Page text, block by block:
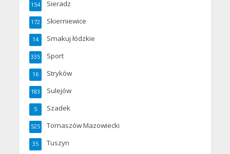
Sieradz
154
Skierniewice
172
Smakuj łódzkie
14
Sport
335
Stryków
16
Sulejów
183
Szadek
5
Tomaszów Mazowiecki
525
Tuszyn
35